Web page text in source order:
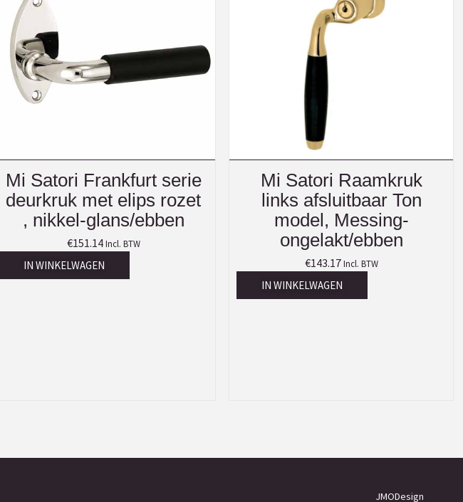
Mi Satori Frankfurt serie
deurkruk met elips rozet
, nikkel-glans/ebben
€151.14 Incl. BTW
IN WINKELWAGEN
Mi Satori Raamkruk
links afsluitbaar Ton
model, Messing-
ongelakt/ebben
€143.17 Incl. BTW
IN WINKELWAGEN
JMODesign